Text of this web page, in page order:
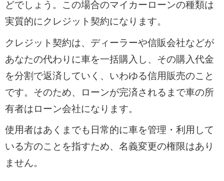
どでしょう。この場合のマイカーローンの種類は
実質的にクレジット契約になります。
クレジット契約は、ディーラーや信販会社などが
あなたの代わりに車を一括購入し、その購入代金
を分割で返済していく、いわゆる信用販売のこと
です。そのため、ローンが完済されるまで車の所
有者はローン会社になります。
使用者はあくまでも日常的に車を管理・利用して
いる方のことを指すため、名義変更の権限はあり
ません。